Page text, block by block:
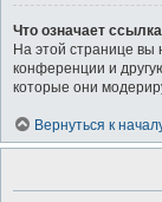
Что означает
На этой странице вы
конференции и
которые они
Вернуться к